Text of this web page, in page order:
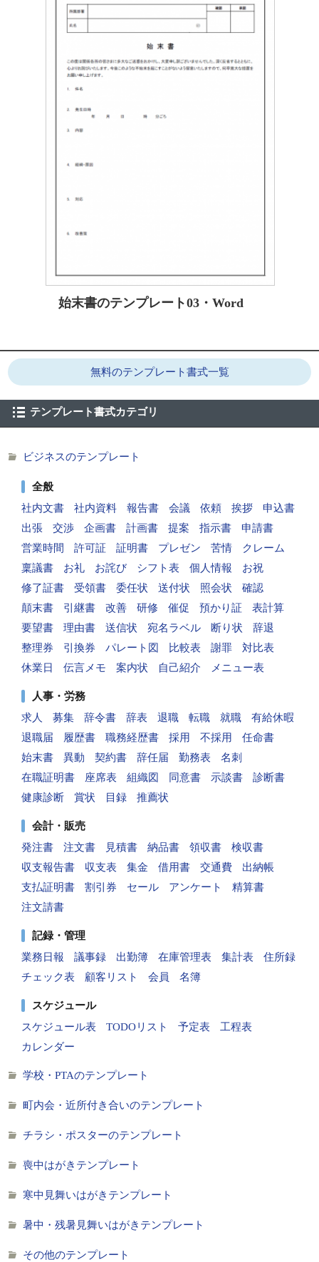
始末書のテンプレート03・Word
無料のテンプレート書式一覧
テンプレート書式カテゴリ
ビジネスのテンプレート
全般
社内文書
社内資料 報告書 会議 依頼 挨拶
申込書
出張
交渉 企画書 計画書 提案 指示書
申請書
営業時間
許可証 証明書 プレゼン 苦情
クレーム
稟議書
お礼 お詫び シフト表 個人情報
お祝
修了証書
受領書 委任状 送付状 照会状
確認
顛末書
引継書 改善 研修 催促 預かり証
表計算
要望書
理由書 送信状 宛名ラベル 断り状
辞退
整理券
引換券 パレート図 比較表 謝罪
対比表
休業日
伝言メモ 案内状 自己紹介 メニュー表
人事・労務
求人
募集 辞令書 辞表 退職 転職 就職
有給休暇
退職届
履歴書 職務経歴書 採用 不採用
任命書
始末書
異動 契約書 辞任届 勤務表
名刺
在職証明書
座席表 組織図 同意書 示談書
診断書
健康診断
賞状 目録 推薦状
会計・販売
発注書
注文書 見積書 納品書 領収書
検収書
収支報告書
収支表 集金 借用書 交通費
出納帳
支払証明書
割引券 セール アンケート
精算書
注文請書
記録・管理
業務日報
議事録 出勤簿 在庫管理表 集計表
住所録
チェック表
顧客リスト 会員 名簿
スケジュール
スケジュール表
TODOリスト 予定表
工程表
カレンダー
学校・PTAのテンプレート
町内会・近所付き合いのテンプレート
チラシ・ポスターのテンプレート
喪中はがきテンプレート
寒中見舞いはがきテンプレート
暑中・残暑見舞いはがきテンプレート
その他のテンプレート